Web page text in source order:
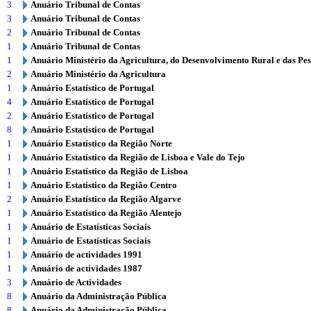
3
Anuário Tribunal de Contas
3
Anuário Tribunal de Contas
2
Anuário Tribunal de Contas
1
Anuário Tribunal de Contas
1
Anuário Ministério da Agricultura, do Desenvolvimento Rural e das
2
Anuário Ministério da Agricultura
1
Anuário Estatístico de Portugal
4
Anuário Estatístico de Portugal
2
Anuário Estatístico de Portugal
8
Anuário Estatístico de Portugal
1
Anuário Estatístico da Região Norte
1
Anuário Estatístico da Região de Lisboa e Vale do Tejo
1
Anuário Estatístico da Região de Lisboa
1
Anuário Estatístico da Região Centro
2
Anuário Estatístico da Região Algarve
1
Anuário Estatístico da Região Alentejo
1
Anuário de Estatísticas Sociais
1
Anuário de Estatísticas Sociais
1
Anuário de actividades 1991
1
Anuário de actividades 1987
3
Anuário de Actividades
8
Anuário da Administração Pública